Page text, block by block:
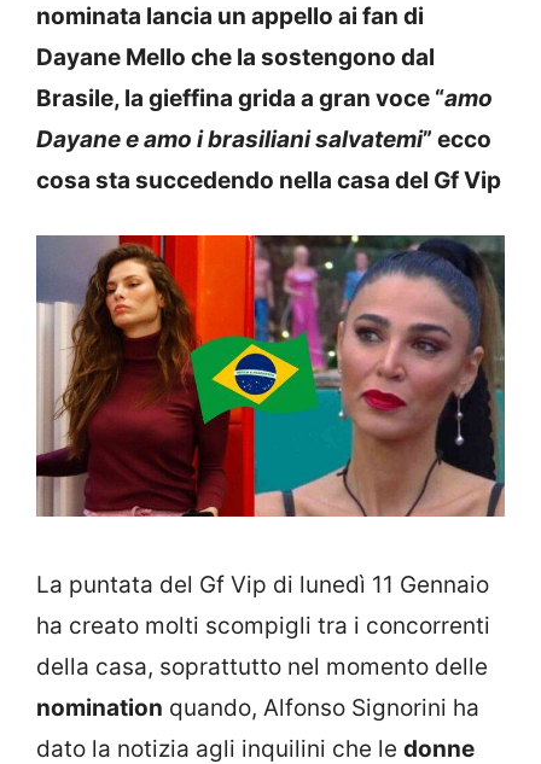
nominata lancia un appello ai fan di
Dayane Mello che la sostengono dal
Brasile, la gieffina grida a gran voce “amo
Dayane e amo i brasiliani salvatemi” ecco
cosa sta succedendo nella casa del Gf Vip
La puntata del Gf Vip di lunedì 11 Gennaio
ha creato molti scompigli tra i concorrenti
della casa, soprattutto nel momento delle
nomination quando, Alfonso Signorini ha
dato la notizia agli inquilini che le donne